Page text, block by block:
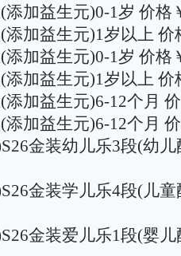
加益生元)0-1岁 价格
加益生元)1岁以上 价
加益生元)0-1岁 价格
加益生元)1岁以上 价
加益生元)6-12个月
加益生元)6-12个月
金装幼儿乐3段(幼
金装学儿乐4段(儿
金装爱儿乐1段(婴